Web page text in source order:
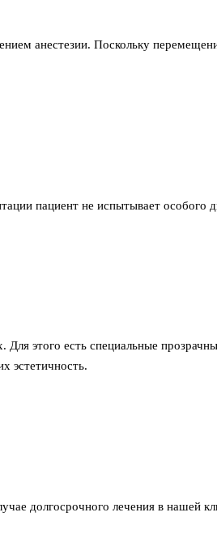
анестезии. Поскольку
пациент не испытывает особого
этого есть специальные
эстетичность.
долгосрочного лечения в